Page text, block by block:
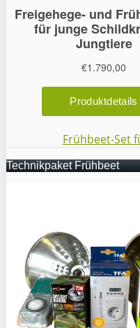
Frühbeet-Set
Technikpaket Frühbeet